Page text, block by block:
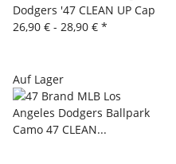
Dodgers '47 CLEAN UP Cap
26,90 € - 28,90 € *
Auf Lager